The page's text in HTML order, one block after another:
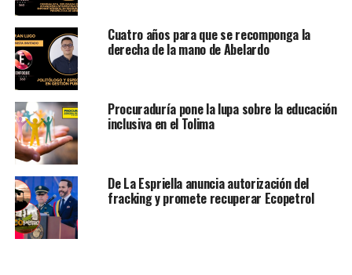
Cuatro años para que se recomponga la
derecha de la mano de Abelardo
Procuraduría pone la lupa sobre la educación
inclusiva en el Tolima
De La Espriella anuncia autorización del
fracking y promete recuperar Ecopetrol